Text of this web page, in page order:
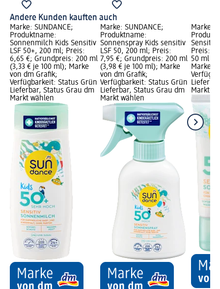
Andere Kunden kauften auch
Marke: SUNDANCE;
Produktname:
Sonnenmilch Kids Sensitiv
LSF 50+, 200 ml; Preis:
6,65 €; Grundpreis: 200 ml
(3,33 € je 100 ml); Marke
von dm Grafik;
Verfügbarkeit: Status Grün
Lieferbar, Status Grau dm
Markt wählen
Marke: SUNDANCE;
Produktname:
Sonnenspray Kids sensitiv
LSF 50, 200 ml; Preis:
7,95 €; Grundpreis: 200 ml
(3,98 € je 100 ml); Marke
von dm Grafik;
Verfügbarkeit: Status Grün
Lieferbar, Status Grau dm
Markt wählen
Marke:
Sensitiv
Preis:
50 ml
Marke
Markt